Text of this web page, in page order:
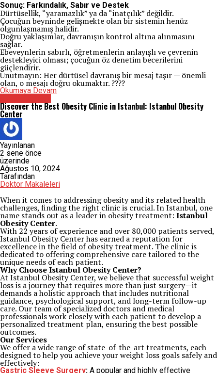
Sonuç: Farkındalık, Sabır ve Destek
Dürtüsellik, “yaramazlık” ya da “inatçılık” değildir.
Çocuğun beyninde gelişmekte olan bir sistemin henüz
olgunlaşmamış halidir.
Doğru yaklaşımlar, davranışın kontrol altına alınmasını
sağlar.
Ebeveynlerin sabırlı, öğretmenlerin anlayışlı ve çevrenin
destekleyici olması; çocuğun öz denetim becerilerini
güçlendirir.
Unutmayın: Her dürtüsel davranış bir mesaj taşır — önemli
olan, o mesajı doğru okumaktır. ????
Okumaya Devam
Discover the Best Obesity Clinic in Istanbul: Istanbul Obesity
Center
Yayınlanan
2 sene önce
üzerinde
Ağustos 10, 2024
Tarafından
Doktor Makaleleri
When it comes to addressing obesity and its related health
challenges, finding the right clinic is crucial. In Istanbul, one
name stands out as a leader in obesity treatment: Istanbul
Obesity Center.
With 22 years of experience and over 80,000 patients served,
Istanbul Obesity Center has earned a reputation for
excellence in the field of obesity treatment. The clinic is
dedicated to offering comprehensive care tailored to the
unique needs of each patient.
Why Choose Istanbul Obesity Center?
At Istanbul Obesity Center, we believe that successful weight
loss is a journey that requires more than just surgery—it
demands a holistic approach that includes nutritional
guidance, psychological support, and long-term follow-up
care. Our team of specialized doctors and medical
professionals work closely with each patient to develop a
personalized treatment plan, ensuring the best possible
outcomes.
Our Services
We offer a wide range of state-of-the-art treatments, each
designed to help you achieve your weight loss goals safely and
effectively:
Gastric Sleeve Surgery: A popular and highly effective